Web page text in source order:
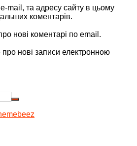
mail, та адресу сайту в цьому
коментарів.
нові коментарі по email.
нові записи електронною